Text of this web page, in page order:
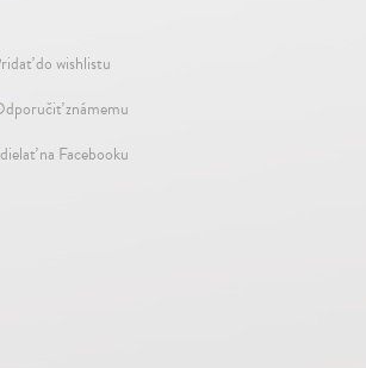
do wishlistu
známemu
na Facebooku